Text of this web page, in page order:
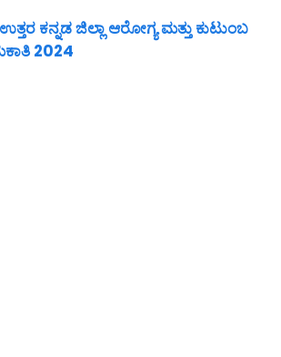
ಉತ್ತರ ಕನ್ನಡ ಜಿಲ್ಲಾ ಆರೋಗ್ಯ ಮತ್ತು ಕುಟುಂಬ
2024